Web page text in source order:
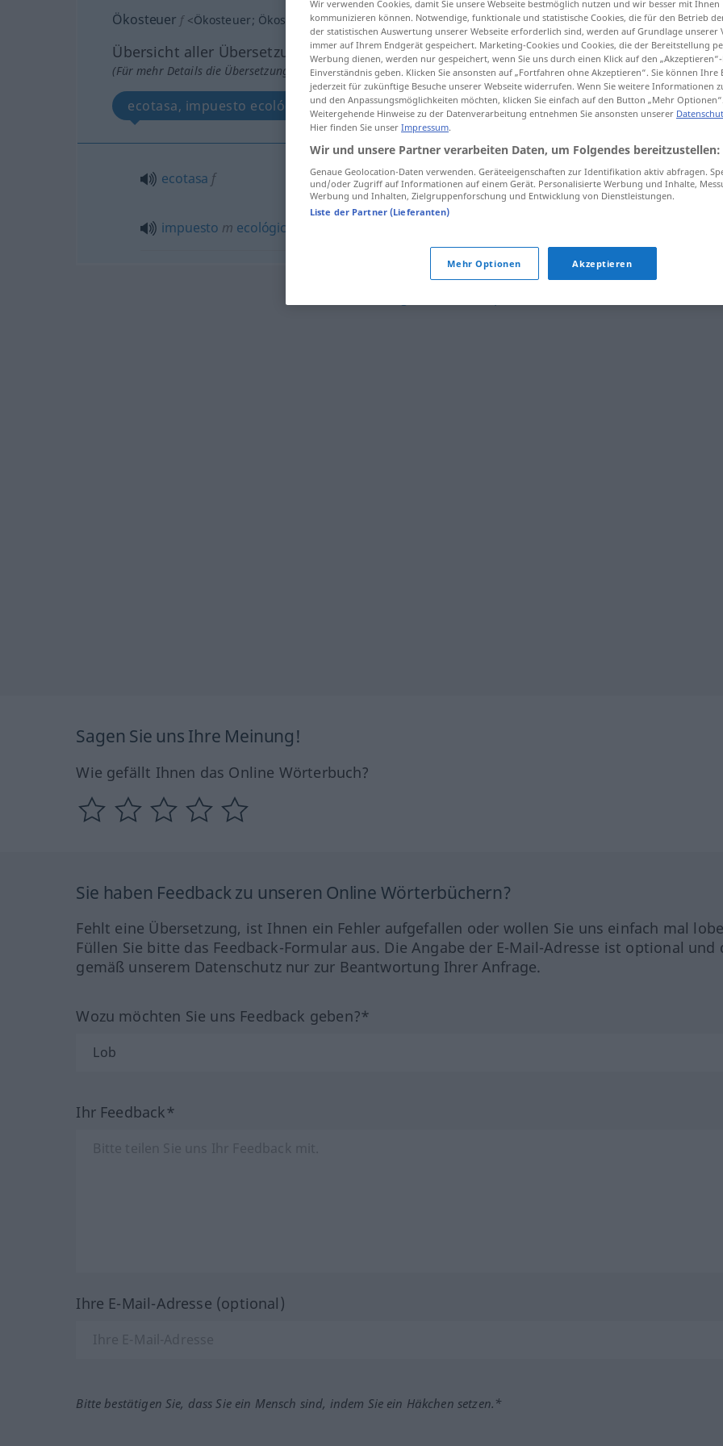
Ökosteuer f <Ökosteuer; Ökosteuern>
Übersicht aller Übersetzungen
(Für mehr Details die Übersetzung anklicken/antippen)
ecotasa, impuesto ecológico
ecotasa f Ökosteuer
impuesto m ecológico
Sagen Sie uns Ihre Meinung!
Wie gefällt Ihnen das Online Wörterbuch?
Sie haben Feedback zu unseren Online Wörterbüchern?
Fehlt eine Übersetzung, ist Ihnen ein Fehler aufgefallen oder wollen Sie uns einfach mal
Füllen Sie bitte das Feedback-Formular aus. Die Angabe der E-Mail-Adresse ist optional und
gemäß unserem Datenschutz nur zur Beantwortung Ihrer Anfrage.
Wozu möchten Sie uns Feedback geben?*
Ihr Feedback*
Ihre E-Mail-Adresse (optional)
Bitte bestätigen Sie, dass Sie ein Mensch sind, indem Sie ein Häkchen setzen.*
Wir verwenden Cookies, damit Sie unsere Webseite bestmöglich nutzen und wir besser mit Ihnen
kommunizieren können. Notwendige, funktionale und statistische Cookies, die für den Betrieb
der statistischen Auswertung unserer Webseite erforderlich sind, werden auf Grundlage unserer
immer auf Ihrem Endgerät gespeichert. Marketing-Cookies und Cookies, die der Bereitstellung
Werbung dienen, werden nur gespeichert, wenn Sie uns durch einen Klick auf den
Einverständnis geben. Klicken Sie ansonsten auf „Fortfahren ohne Akzeptieren“. Sie können Ihre
jederzeit für zukünftige Besuche unserer Webseite widerrufen. Wenn Sie weitere Informationen
und den Anpassungsmöglichkeiten möchten, klicken Sie einfach auf den Button „Mehr Optionen“.
Weitergehende Hinweise zu der Datenverarbeitung entnehmen Sie ansonsten unserer
Hier finden Sie unser Impressum.
Wir und unsere Partner verarbeiten Daten, um Folgendes bereitzustellen:
Genaue Geolocation-Daten verwenden. Geräteeigenschaften zur Identifikation aktiv abfragen.
und/oder Zugriff auf Informationen auf einem Gerät. Personalisierte Werbung und Inhalte,
Werbung und Inhalten, Zielgruppenforschung und Entwicklung von Dienstleistungen.
Liste der Partner (Lieferanten)
Mehr Optionen Akzeptieren